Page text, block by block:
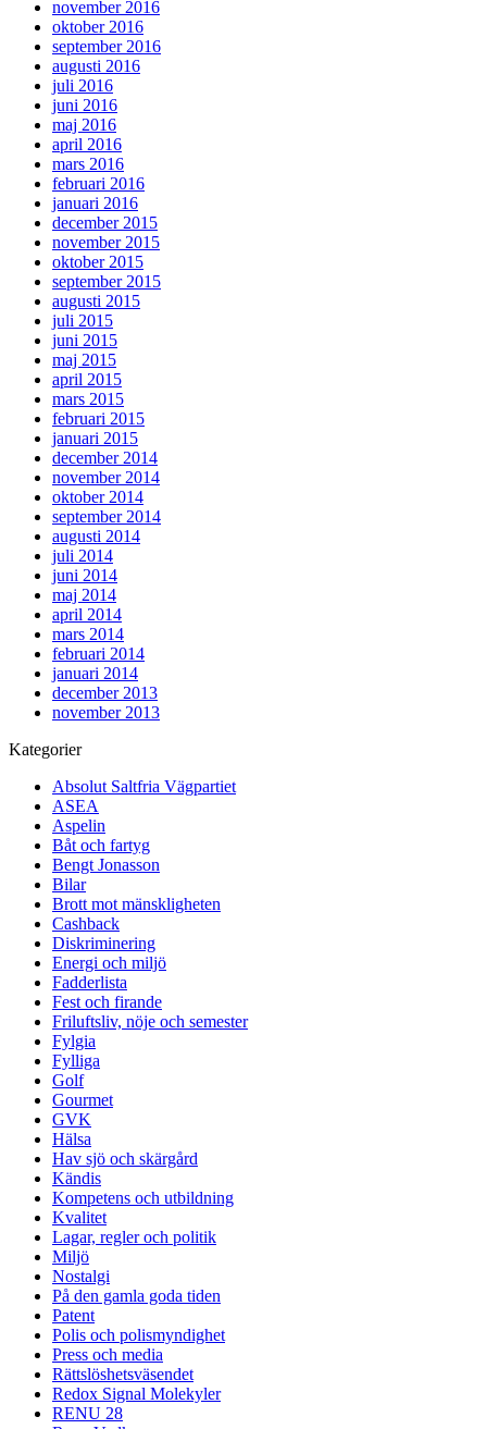
november 2016
oktober 2016
september 2016
augusti 2016
juli 2016
juni 2016
maj 2016
april 2016
mars 2016
februari 2016
januari 2016
december 2015
november 2015
oktober 2015
september 2015
augusti 2015
juli 2015
juni 2015
maj 2015
april 2015
mars 2015
februari 2015
januari 2015
december 2014
november 2014
oktober 2014
september 2014
augusti 2014
juli 2014
juni 2014
maj 2014
april 2014
mars 2014
februari 2014
januari 2014
december 2013
november 2013
Kategorier
Absolut Saltfria Vägpartiet
ASEA
Aspelin
Båt och fartyg
Bengt Jonasson
Bilar
Brott mot mänskligheten
Cashback
Diskriminering
Energi och miljö
Fadderlista
Fest och firande
Friluftsliv, nöje och semester
Fylgia
Fylliga
Golf
Gourmet
GVK
Hälsa
Hav sjö och skärgård
Kändis
Kompetens och utbildning
Kvalitet
Lagar, regler och politik
Miljö
Nostalgi
På den gamla goda tiden
Patent
Polis och polismyndighet
Press och media
Rättslöshetsväsendet
Redox Signal Molekyler
RENU 28